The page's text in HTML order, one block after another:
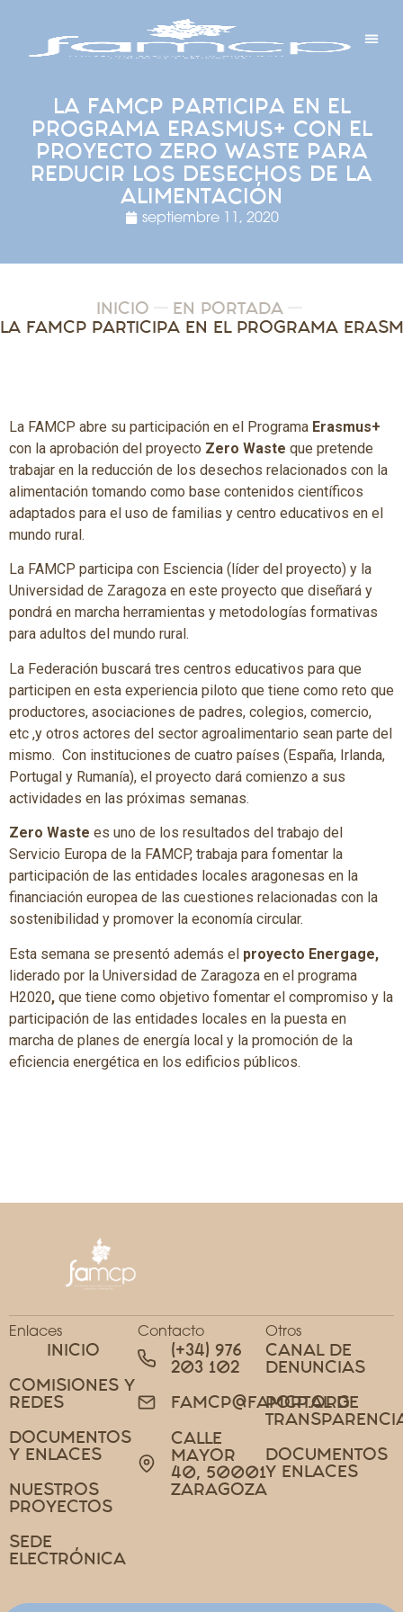
LA FAMCP PARTICIPA EN EL
PROGRAMA ERASMUS+ CON EL
PROYECTO ZERO WASTE PARA
REDUCIR LOS DESECHOS DE LA
ALIMENTACIÓN
septiembre 11, 2020
INICIO EN PORTADA
La FAMCP abre su participación en el Programa Erasmus+
con la aprobación del proyecto Zero Waste que pretende
trabajar en la reducción de los desechos relacionados con la
alimentación tomando como base contenidos científicos
adaptados para el uso de familias y centro educativos en el
mundo rural.
La FAMCP participa con Esciencia (líder del proyecto) y la
Universidad de Zaragoza en este proyecto que diseñará y
pondrá en marcha herramientas y metodologías formativas
para adultos del mundo rural.
La Federación buscará tres centros educativos para que
participen en esta experiencia piloto que tiene como reto que
productores, asociaciones de padres, colegios, comercio,
etc ,y otros actores del sector agroalimentario sean parte del
mismo. Con instituciones de cuatro países (España, Irlanda,
Portugal y Rumanía), el proyecto dará comienzo a sus
actividades en las próximas semanas.
Zero Waste es uno de los resultados del trabajo del
Servicio Europa de la FAMCP, trabaja para fomentar la
participación de las entidades locales aragonesas en la
financiación europea de las cuestiones relacionadas con la
sostenibilidad y promover la economía circular.
Esta semana se presentó además el proyecto Energage,
liderado por la Universidad de Zaragoza en el programa
H2020, que tiene como objetivo fomentar el compromiso y la
participación de las entidades locales en la puesta en
marcha de planes de energía local y la promoción de la
eficiencia energética en los edificios públicos.
Enlaces
INICIO
COMISIONES Y
REDES
DOCUMENTOS
Y ENLACES
NUESTROS
PROYECTOS
SEDE
ELECTRÓNICA
Contacto
(+34) 976
203 102
FAMCP@FAMCP.ORG
CALLE
MAYOR
40, 50001
ZARAGOZA
Otros
CANAL DE
DENUNCIAS
PORTAL DE
DOCUMENTOS
Y ENLACES